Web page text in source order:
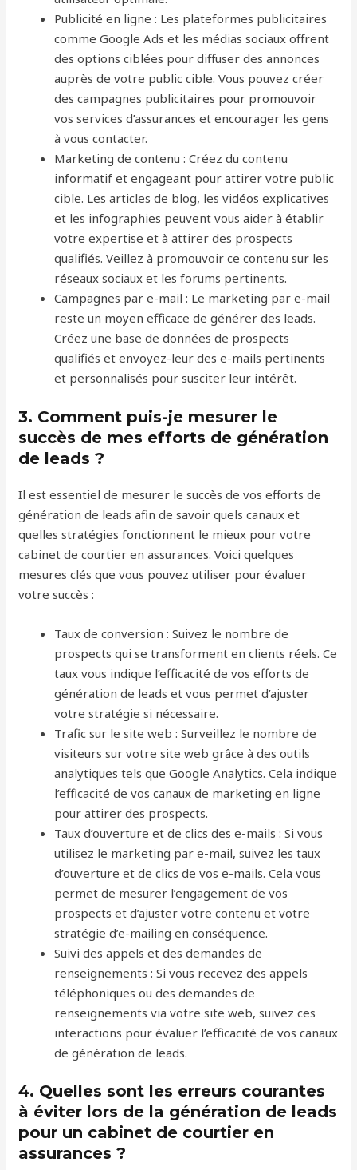
Publicité en ligne : Les plateformes publicitaires
comme Google Ads et les médias sociaux offrent
des options ciblées pour diffuser des annonces
auprès de votre public cible. Vous pouvez créer
des campagnes publicitaires pour promouvoir
vos services d’assurances et encourager les gens
à vous contacter.
Marketing de contenu : Créez du contenu
informatif et engageant pour attirer votre public
cible. Les articles de blog, les vidéos explicatives
et les infographies peuvent vous aider à établir
votre expertise et à attirer des prospects
qualifiés. Veillez à promouvoir ce contenu sur les
réseaux sociaux et les forums pertinents.
Campagnes par e-mail : Le marketing par e-mail
reste un moyen efficace de générer des leads.
Créez une base de données de prospects
qualifiés et envoyez-leur des e-mails pertinents
et personnalisés pour susciter leur intérêt.
3. Comment puis-je mesurer le
succès de mes efforts de génération
de leads ?
Il est essentiel de mesurer le succès de vos efforts de
génération de leads afin de savoir quels canaux et
quelles stratégies fonctionnent le mieux pour votre
cabinet de courtier en assurances. Voici quelques
mesures clés que vous pouvez utiliser pour évaluer
votre succès :
Taux de conversion : Suivez le nombre de
prospects qui se transforment en clients réels. Ce
taux vous indique l’efficacité de vos efforts de
génération de leads et vous permet d’ajuster
votre stratégie si nécessaire.
Trafic sur le site web : Surveillez le nombre de
visiteurs sur votre site web grâce à des outils
analytiques tels que Google Analytics. Cela indique
l’efficacité de vos canaux de marketing en ligne
pour attirer des prospects.
Taux d’ouverture et de clics des e-mails : Si vous
utilisez le marketing par e-mail, suivez les taux
d’ouverture et de clics de vos e-mails. Cela vous
permet de mesurer l’engagement de vos
prospects et d’ajuster votre contenu et votre
stratégie d’e-mailing en conséquence.
Suivi des appels et des demandes de
renseignements : Si vous recevez des appels
téléphoniques ou des demandes de
renseignements via votre site web, suivez ces
interactions pour évaluer l’efficacité de vos canaux
de génération de leads.
4. Quelles sont les erreurs courantes
à éviter lors de la génération de leads
pour un cabinet de courtier en
assurances ?